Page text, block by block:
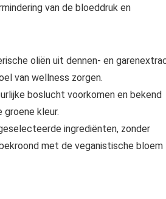
van de bloeddruk en
oliën uit dennen- en
van wellness zorgen.
boslucht voorkomen en bekend
groene kleur.
ingrediënten, zonder
met de veganistische bloem